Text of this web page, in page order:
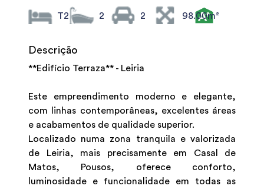
T2 2 2 98.00m²
Descrição
**Edifício Terraza** - Leiria
Este empreendimento moderno e elegante,
com linhas contemporâneas, excelentes áreas
e acabamentos de qualidade superior.
Localizado numa zona tranquila e valorizada
de Leiria, mais precisamente em Casal de
Matos, Pousos, oferece conforto,
luminosidade e funcionalidade em todas as